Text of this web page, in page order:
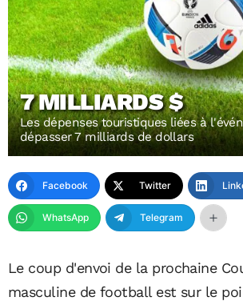
7 MILLIARDS $
Les dépenses touristiques liées à
dépasser 7 milliards de dollars
Facebook Twitter
WhatsApp Telegram
Le coup d'envoi de la prochaine
masculine de football est sur le